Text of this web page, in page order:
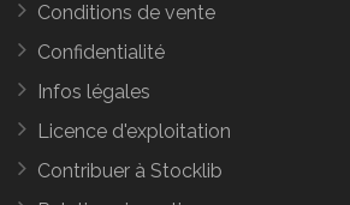
Conditions de vente
Confidentialité
Infos légales
Licence d'exploitation
Contribuer à Stocklib